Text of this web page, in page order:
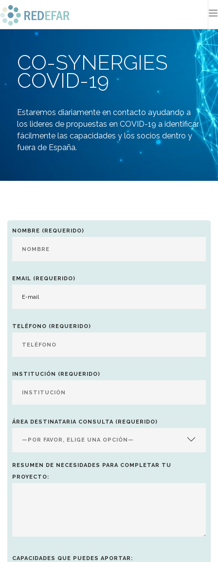
SOBRE NOSOTROS
PLAN ESTRATÉGICO
COMUNIDAD REDEFAR
SEARCH SITE
CO-SYNERGIES
COVID-19
Estaremos diariamente en contacto ayudando a
los lideres de propuestas en COVID-19 a identificar
fácilmente las capacidades y los socios dentro y
fuera de España.
NOMBRE (REQUERIDO)
EMAIL (REQUERIDO)
TELÉFONO (REQUERIDO)
INSTITUCIÓN (REQUERIDO)
ÁREA DESTINATARIA CONSULTA (REQUERIDO)
RESUMEN DE NECESIDADES PARA COMPLETAR TU
PROYECTO:
CAPACIDADES QUE PUEDES APORTAR: